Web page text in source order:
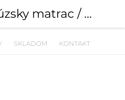
SKLADOM KONTAKT
Veľký francúzsky matrac / puf na sedenie 120x60cm BOUCLE beige | Detské kresielka, pufy a pohovky | detskestany.sk